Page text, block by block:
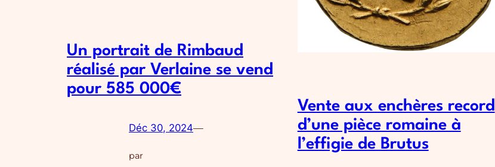
Un portrait de Rimbaud
réalisé par Verlaine se vend
pour 585 000€
Déc 30, 2024—
par
Vente aux enchères record
d’une pièce romaine à
l’effigie de Brutus